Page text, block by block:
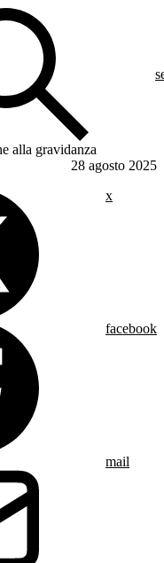
alla gravidanza
28 agosto 2025
x
facebook
mail